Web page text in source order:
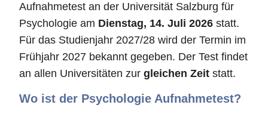
Aufnahmetest an der Universität Salzburg für
Psychologie am Dienstag, 14. Juli 2026 statt.
Für das Studienjahr 2027/28 wird der Termin im
Frühjahr 2027 bekannt gegeben. Der Test findet
an allen Universitäten zur gleichen Zeit statt.
Wo ist der Psychologie Aufnahmetest?